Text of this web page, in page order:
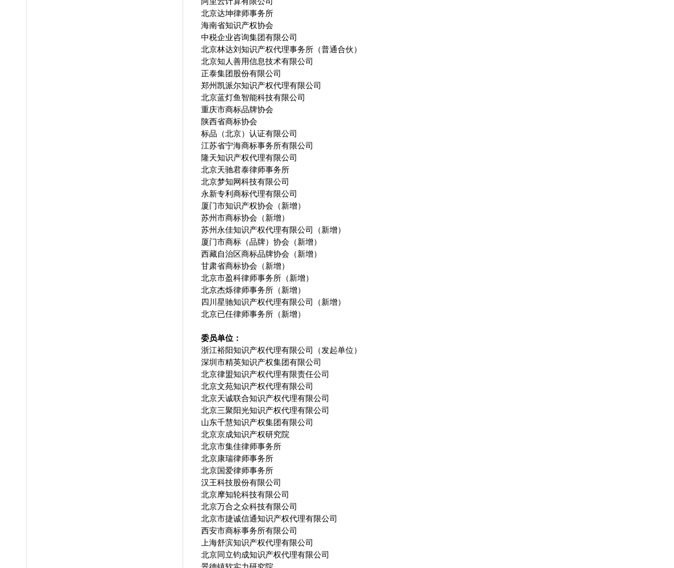
北京达坤律师事务所
海南省知识产权协会
中税企业咨询集团有限公司
北京林达刘知识产权代理事务所（普通合伙）
北京知人善用信息技术有限公司
正泰集团股份有限公司
郑州凯派尔知识产权代理有限公司
北京蓝灯鱼智能科技有限公司
重庆市商标品牌协会
陕西省商标协会
标品（北京）认证有限公司
江苏省宁海商标事务所有限公司
隆天知识产权代理有限公司
北京天驰君泰律师事务所
北京梦知网科技有限公司
永新专利商标代理有限公司
厦门市知识产权协会（新增）
苏州市商标协会（新增）
苏州永佳知识产权代理有限公司（新增）
厦门市商标（品牌）协会（新增）
西藏自治区商标品牌协会（新增）
甘肃省商标协会（新增）
北京市盈科律师事务所（新增）
北京杰烁律师事务所（新增）
四川星驰知识产权代理有限公司（新增）
北京已任律师事务所（新增）
委员单位：
浙江裕阳知识产权代理有限公司（发起单位）
深圳市精英知识产权集团有限公司
北京律盟知识产权代理有限责任公司
北京文苑知识产权代理有限公司
北京天诚联合知识产权代理有限公司
北京三聚阳光知识产权代理有限公司
山东千慧知识产权集团有限公司
北京京成知识产权研究院
北京市集佳律师事务所
北京康瑞律师事务所
北京国爱律师事务所
汉王科技股份有限公司
北京摩知轮科技有限公司
北京万合之众科技有限公司
北京市捷诚信通知识产权代理有限公司
西安市商标事务所有限公司
上海舒滨知识产权代理有限公司
北京同立钧成知识产权代理有限公司